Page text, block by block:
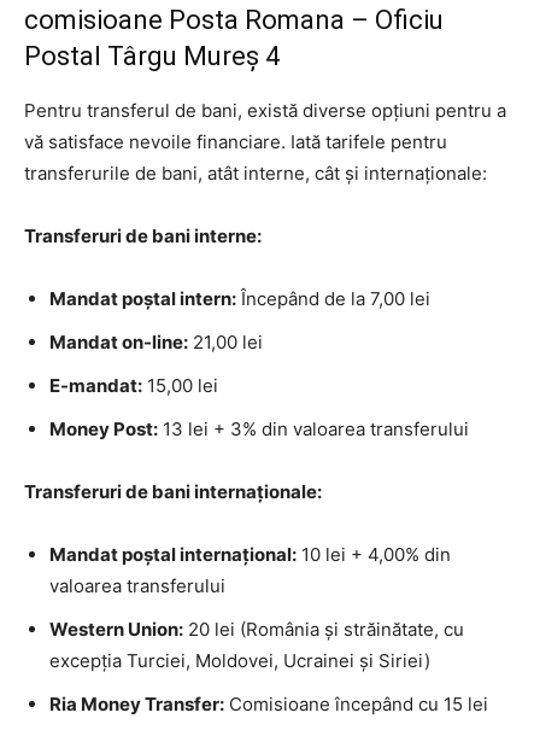
comisioane Posta Romana – Oficiu
Postal Târgu Mureş 4
Pentru transferul de bani, există diverse opțiuni pentru a
vă satisface nevoile financiare. Iată tarifele pentru
transferurile de bani, atât interne, cât și internaționale:
Transferuri de bani interne:
Mandat poştal intern: Începând de la 7,00 lei
Mandat on-line: 21,00 lei
E-mandat: 15,00 lei
Money Post: 13 lei + 3% din valoarea transferului
Transferuri de bani internaționale:
Mandat poştal internaţional: 10 lei + 4,00% din
valoarea transferului
Western Union: 20 lei (România și străinătate, cu
excepția Turciei, Moldovei, Ucrainei și Siriei)
Ria Money Transfer: Comisioane începând cu 15 lei